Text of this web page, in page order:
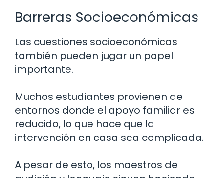
Barreras Socioeconómicas
Las cuestiones socioeconómicas
también pueden jugar un papel
importante.
Muchos estudiantes provienen de
entornos donde el apoyo familiar es
reducido, lo que hace que la
intervención en casa sea complicada.
A pesar de esto, los maestros de